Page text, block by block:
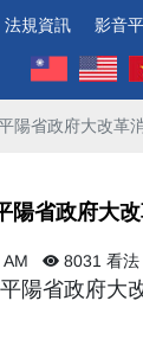
法規資訊 影音
陽省政府大改革
陽省政府大
8031 看法
陽省政府大